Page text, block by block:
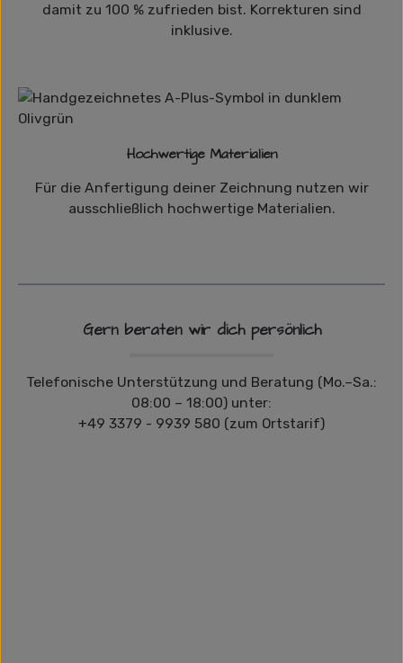
damit zu 100 % zufrieden bist. Korrekturen sind
inklusive.
Hochwertige Materialien
Für die Anfertigung deiner Zeichnung nutzen wir
ausschließlich hochwertige Materialien.
Gern beraten wir dich persönlich
Telefonische Unterstützung und Beratung (Mo.–Sa.:
08:00 – 18:00) unter:
+49 3379 - 9939 580 (zum Ortstarif)